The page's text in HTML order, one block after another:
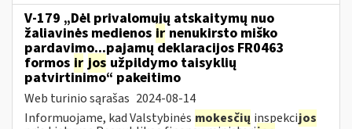
V-179 „Dėl privalomųjų atskaitymų nuo
žaliavinės medienos ir nenukirsto miško
pardavimo...pajamų deklaracijos FR0463
formos ir jos užpildymo taisyklių
patvirtinimo“ pakeitimo
Web turinio sąrašas 2024-08-14
Informuojame, kad Valstybinės mokesčių inspekcijos